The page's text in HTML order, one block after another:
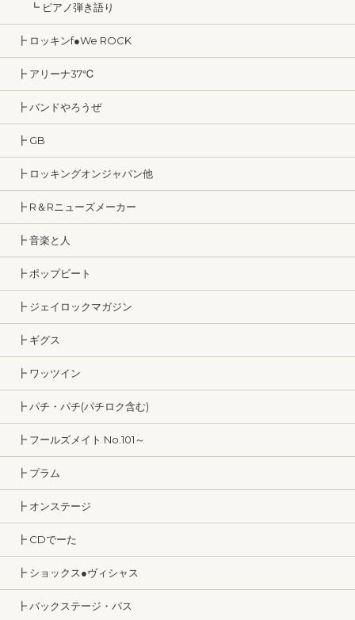
┗ ピアノ弾き語り
┣ ロッキンf●We ROCK
┣ アリーナ37℃
┣ バンドやろうぜ
┣ GB
┣ ロッキングオンジャパン他
┣ R＆Rニューズメーカー
┣ 音楽と人
┣ ポップビート
┣ ジェイロックマガジン
┣ ギグス
┣ ワッツイン
┣ パチ・パチ(パチロク含む)
┣ フールズメイト No.101～
┣ プラム
┣ オンステージ
┣ CDでーた
┣ ショックス●ヴィシャス
┣ バックステージ・パス